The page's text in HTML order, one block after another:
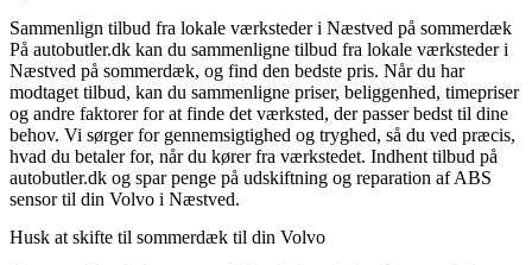
Sammenlign tilbud fra lokale værksteder i Næstved på sommerdæk
På autobutler.dk kan du sammenligne tilbud fra lokale værksteder i
Næstved på sommerdæk, og find den bedste pris. Når du har
modtaget tilbud, kan du sammenligne priser, beliggenhed, timepriser
og andre faktorer for at finde det værksted, der passer bedst til dine
behov. Vi sørger for gennemsigtighed og tryghed, så du ved præcis,
hvad du betaler for, når du kører fra værkstedet. Indhent tilbud på
autobutler.dk og spar penge på udskiftning og reparation af ABS
sensor til din Volvo i Næstved.
Husk at skifte til sommerdæk til din Volvo